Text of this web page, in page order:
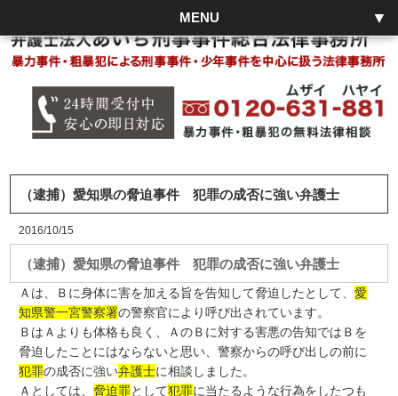
MENU
（逮捕）愛知県の脅迫事件 犯罪の成否に強い弁護士
2016/10/15
（逮捕）愛知県の脅迫事件 犯罪の成否に強い弁護士
Ａは、Ｂに身体に害を加える旨を告知して脅迫したとして、愛
知県警一宮警察署の警察官により呼び出されています。
ＢはＡよりも体格も良く、ＡのＢに対する害悪の告知ではＢを
脅迫したことにはならないと思い、警察からの呼び出しの前に
犯罪の成否に強い弁護士に相談しました。
Ａとしては、 脅迫罪として犯罪に当たるような行為をしたつも